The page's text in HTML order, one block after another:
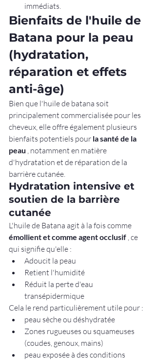
immédiats.
Bienfaits de l'huile de
Batana pour la peau
(hydratation,
réparation et effets
anti-âge)
Bien que l'huile de batana soit
principalement commercialisée pour les
cheveux, elle offre également plusieurs
bienfaits potentiels pour la santé de la
peau , notamment en matière
d'hydratation et de réparation de la
barrière cutanée.
Hydratation intensive et
soutien de la barrière
cutanée
L'huile de Batana agit à la fois comme
émollient et comme agent occlusif , ce
qui signifie qu'elle :
Adoucit la peau
Retient l'humidité
Réduit la perte d'eau
transépidermique
Cela le rend particulièrement utile pour :
peau sèche ou déshydratée
Zones rugueuses ou squameuses
(coudes, genoux, mains)
peau exposée à des conditions